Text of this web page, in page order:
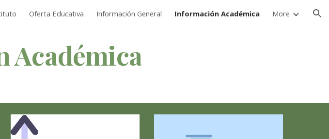
Skip to navigation
Oferta Educativa Información General Información Académica More
Académica